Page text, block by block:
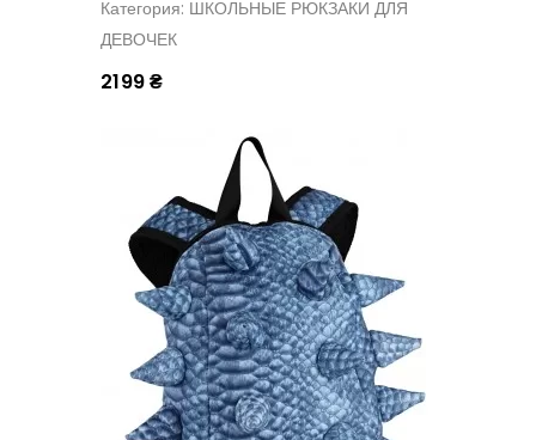
Категория: ШКОЛЬНЫЕ РЮКЗАКИ ДЛЯ
ДЕВОЧЕК
2199 ₴